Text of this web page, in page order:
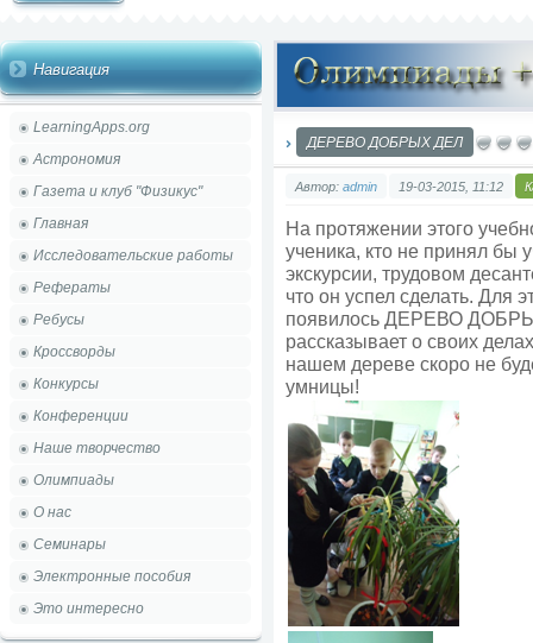
Навигация
LearningApps.org
Астрономия
Газета и клуб "Физикус"
Главная
Исследовательские работы
Рефераты
Ребусы
Кроссворды
Конкурсы
Конференции
Наше творчество
Олимпиады
О нас
Семинары
Электронные пособия
Это интересно
ДЕРЕВО ДОБРЫХ ДЕЛ
Автор: admin 19-03-2015, 11:12
На протяжении этого
ученика, кто не принял бы
экскурсии, трудовом
что он успел сделать. Для
появилось ДЕРЕВО
рассказывает о своих
нашем дереве скоро не
умницы!